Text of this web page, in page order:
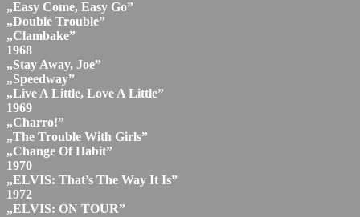
„Easy Come, Easy Go”
„Double Trouble”
„Clambake”
1968
„Stay Away, Joe”
„Speedway”
„Live A Little, Love A Little”
1969
„Charro!”
„The Trouble With Girls”
„Change Of Habit”
1970
„ELVIS: That’s The Way It Is”
1972
„ELVIS: ON TOUR”